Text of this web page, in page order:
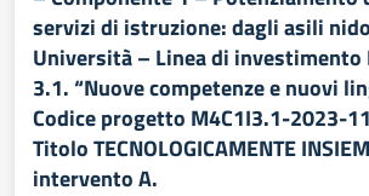
servizi di istruzione: dagli asili
Università – Linea di
3.1. “Nuove competenze e nuovi
Codice progetto M4C1I3.1-2023-
Titolo TECNOLOGICAMENTE
intervento A.